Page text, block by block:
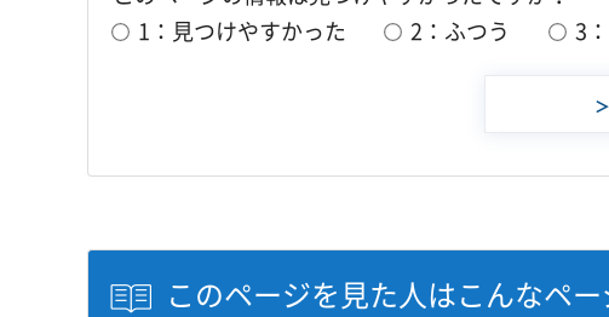
1：見つけやすかった
2：ふつう 3
このページを見た人はこんなペ